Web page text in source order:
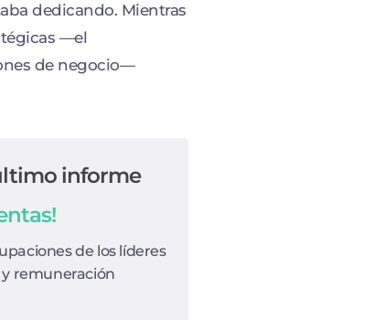
dedicando. Mientras
—el
de negocio—
informe
de los líderes
remuneración